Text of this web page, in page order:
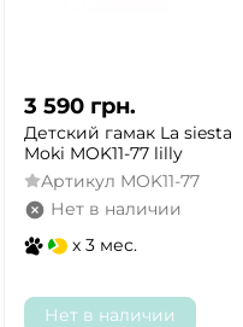
3 590 грн.
Детский гамак La siesta
Moki MOK11-77 lilly
Артикул MOK11-77
Нет в наличии
x 3 мес.
Нет в наличии